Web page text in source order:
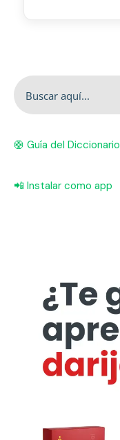
🛟 Guía del Diccionario
📲 Instalar como app